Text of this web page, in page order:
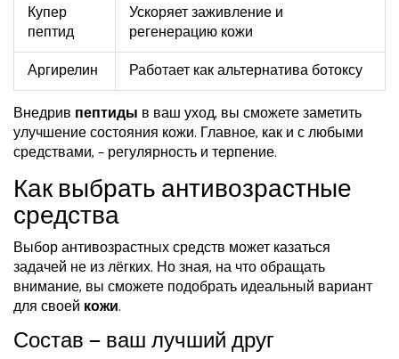
Купер
пептид
Ускоряет заживление и
регенерацию кожи
Аргирелин
Работает как альтернатива ботоксу
Внедрив пептиды в ваш уход, вы сможете заметить
улучшение состояния кожи. Главное, как и с любыми
средствами, – регулярность и терпение.
Как выбрать антивозрастные
средства
Выбор антивозрастных средств может казаться
задачей не из лёгких. Но зная, на что обращать
внимание, вы сможете подобрать идеальный вариант
для своей кожи.
Состав — ваш лучший друг